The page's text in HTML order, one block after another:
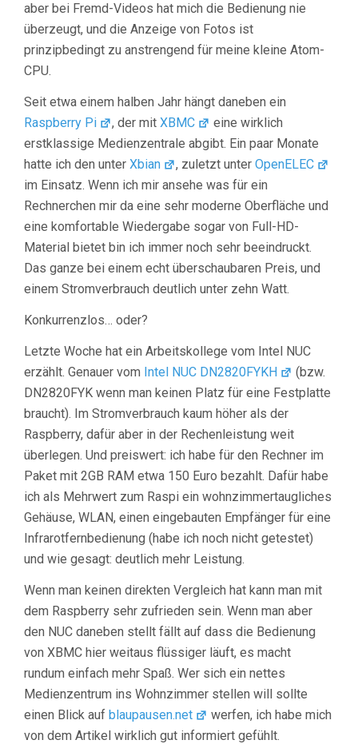
aber bei Fremd-Videos hat mich die Bedienung nie
überzeugt, und die Anzeige von Fotos ist
prinzipbedingt zu anstrengend für meine kleine Atom-
CPU.
Seit etwa einem halben Jahr hängt daneben ein
Raspberry Pi
, der mitXBMC
eine wirklich
erstklassige Medienzentrale abgibt. Ein paar Monate
hatte ich den unter Xbian , zuletzt unterOpenELEC
im Einsatz. Wenn ich mir ansehe was für ein
Rechnerchen mir da eine sehr moderne Oberfläche und
eine komfortable Wiedergabe sogar von Full-HD-
Material bietet bin ich immer noch sehr beeindruckt.
Das ganze bei einem echt überschaubaren Preis, und
einem Stromverbrauch deutlich unter zehn Watt.
Konkurrenzlos… oder?
Letzte Woche hat ein Arbeitskollege vom Intel NUC
erzählt. Genauer vom Intel NUC DN2820FYKH
(bzw.
DN2820FYK wenn man keinen Platz für eine Festplatte
braucht). Im Stromverbrauch kaum höher als der
Raspberry, dafür aber in der Rechenleistung weit
überlegen. Und preiswert: ich habe für den Rechner im
Paket mit 2GB RAM etwa 150 Euro bezahlt. Dafür habe
ich als Mehrwert zum Raspi ein wohnzimmertaugliches
Gehäuse, WLAN, einen eingebauten Empfänger für eine
Infrarotfernbedienung (habe ich noch nicht getestet)
und wie gesagt: deutlich mehr Leistung.
Wenn man keinen direkten Vergleich hat kann man mit
dem Raspberry sehr zufrieden sein. Wenn man aber
den NUC daneben stellt fällt auf dass die Bedienung
von XBMC hier weitaus flüssiger läuft, es macht
rundum einfach mehr Spaß. Wer sich ein nettes
Medienzentrum ins Wohnzimmer stellen will sollte
einen Blick auf blaupausen.net
werfen, ich habe mich
von dem Artikel wirklich gut informiert gefühlt.